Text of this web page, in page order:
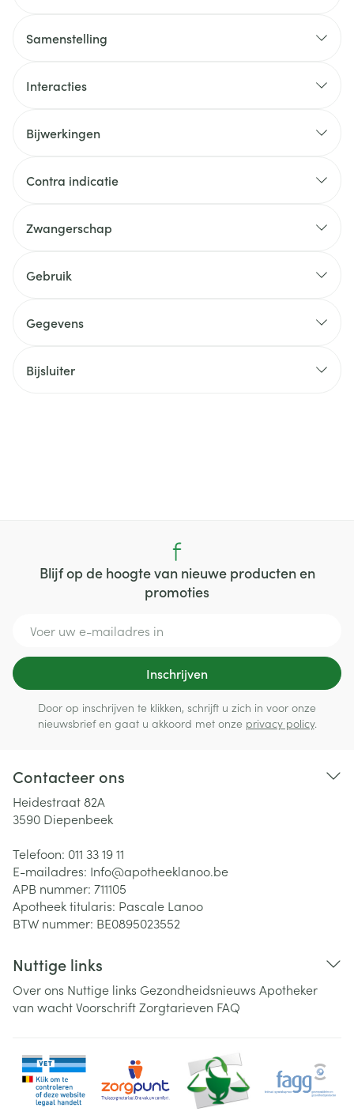
Samenstelling
Interacties
Bijwerkingen
Contra indicatie
Zwangerschap
Gebruik
Gegevens
Bijsluiter
Blijf op de hoogte van nieuwe producten en
promoties
Inschrijven
Door op inschrijven te klikken, schrijft u zich in voor onze
nieuwsbrief en gaat u akkoord met onze privacy policy.
Contacteer ons
Heidestraat 82A
3590 Diepenbeek
Telefoon: 011 33 19 11
E-mailadres: Info@apotheeklanoo.be
APB nummer: 711105
Apotheek titularis: Pascale Lanoo
BTW nummer: BE0895023552
Nuttige links
Over ons Nuttige links Gezondheidsnieuws Apotheker
van wachtVoorschriftZorgtarieven FAQ